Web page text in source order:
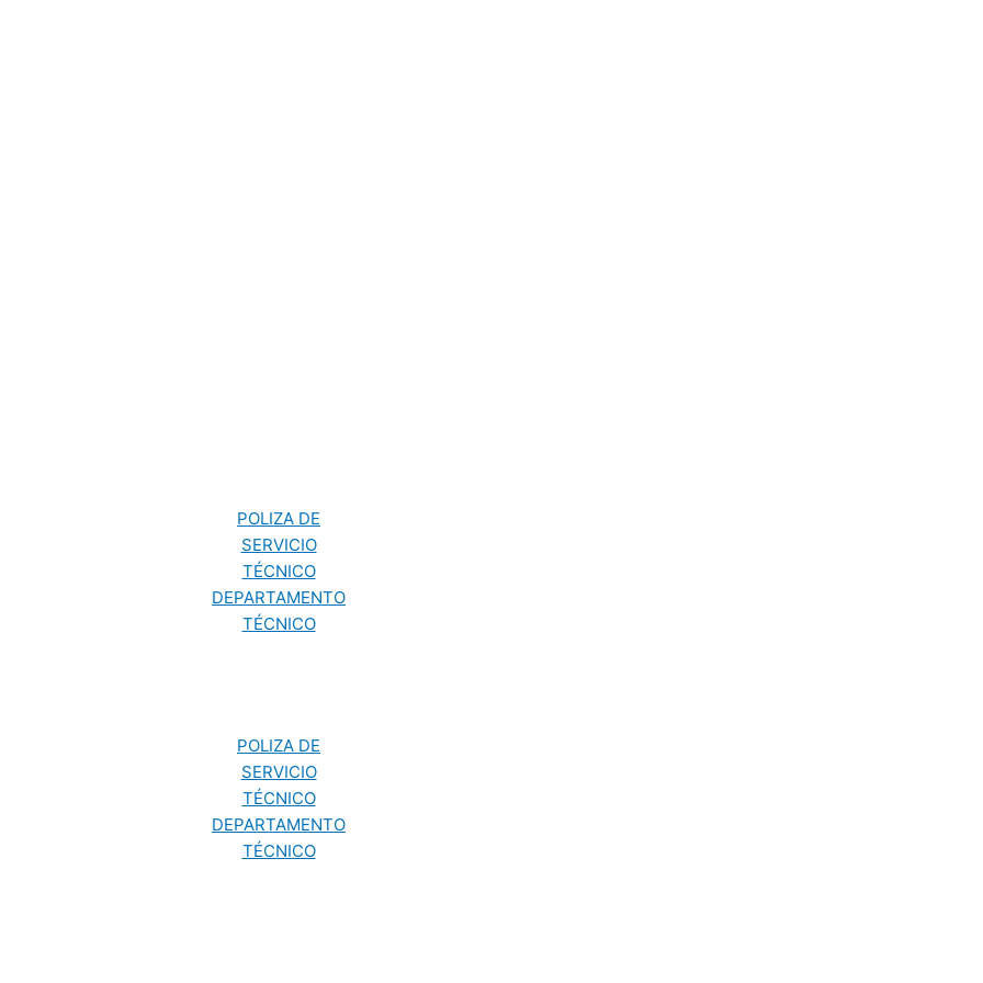
POLIZA DE
SERVICIO
TÉCNICO
DEPARTAMENTO
TÉCNICO
POLIZA DE
SERVICIO
TÉCNICO
DEPARTAMENTO
TÉCNICO